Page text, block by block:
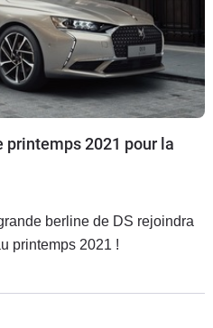
printemps 2021 pour la
berline de DS rejoindra
printemps 2021 !